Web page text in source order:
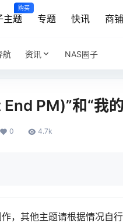
主题
购买
专题 快讯 商铺
航 资讯 NAS圈子
PM)”和“我
0 4.7k
，其他主题请根据情况自行